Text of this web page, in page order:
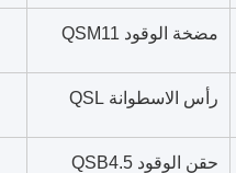
مضخة الوقود QSM11
رأس الاسطوانة QSL
حقن الوقود QSB4.5